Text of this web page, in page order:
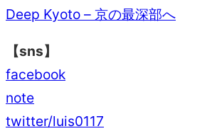
Deep Kyoto – 京の最深部へ
【sns】
facebook
note
twitter/luis0117